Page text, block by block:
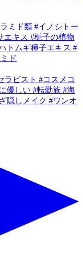
ミド類 #イノシトー
エキス #梔子の植物
トムギ種子エキス #
ド
ラピスト #コスメコ
優しい #転勤族 #海
隠しメイク #ワンオ